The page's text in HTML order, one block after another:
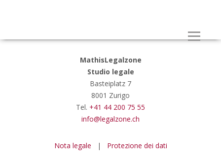
MathisLegalzone
Studio legale
Basteiplatz 7
8001 Zurigo
Tel. +41 44 200 75 55
info@legalzone.ch
Nota legale | Protezione dei dati